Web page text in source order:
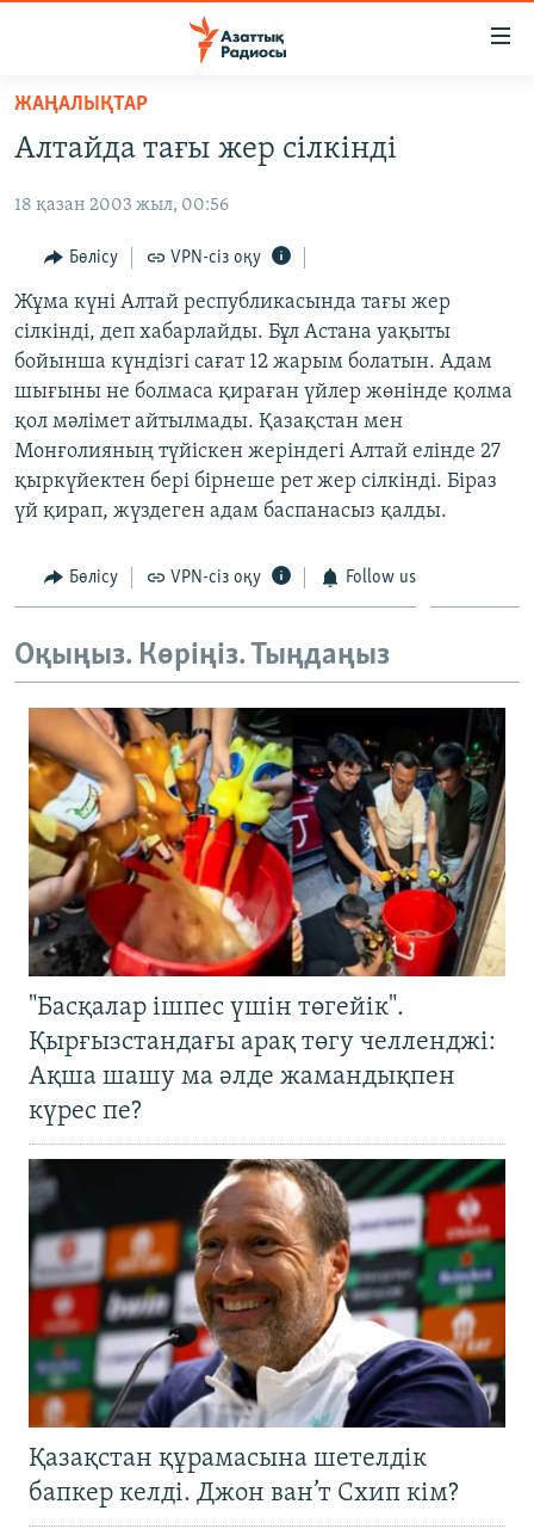
Skip
main
Skip
Navigation
Skip
to
Search
AZATTYQTV
ҚАҢТАР ОҚИҒАСЫ
АДАМ ҚҰҚЫҚТАРЫ
ӘЛЕУМЕТ
ӘЛЕМ
АРНАЙЫ ЖОБАЛАР
Русский
Басқа тілдерде
ЖАҢАЛЫҚТАР
Алтайда тағы жер сілкінді
18 қазан 2003 жыл, 00:56
Бөлісу VPN-сіз оқу
Жұма күні Алтай республикасында тағы жер
сілкінді, деп хабарлайды. Бұл Астана уақыты
бойынша күндізгі сағат 12 жарым болатын. Адам
шығыны не болмаса қираған үйлер жөнінде қолма
қол мәлімет айтылмады. Қазақстан мен
Монғолияның түйіскен жеріндегі Алтай елінде 27
қыркүйектен бері бірнеше рет жер сілкінді. Біраз
үй қирап, жүздеген адам баспанасыз қалды.
Бөлісу VPN-сіз оқу Follow us
Оқыңыз. Көріңіз. Тыңдаңыз
"Басқалар ішпес үшін төгейік".
Қырғызстандағы арақ төгу челленджі:
Ақша шашу ма әлде жамандықпен
күрес пе?
Қазақстан құрамасына шетелдік
бапкер келді. Джон ван’т Схип кім?